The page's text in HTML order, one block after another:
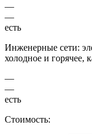
—
—
есть
Инженерные сети:
холодное и горячее,
—
—
есть
Стоимость: